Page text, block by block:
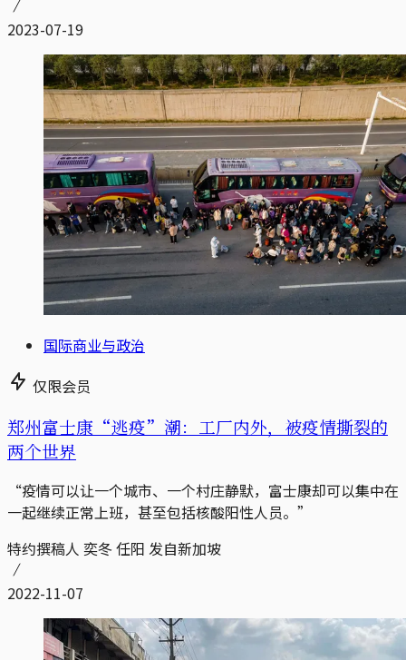
2023-07-19
国际商业与政治
仅限会员
郑州富士康“逃疫”潮：工厂内外，被疫情撕裂的
两个世界
“疫情可以让一个城市、一个村庄静默，富士康却可以集中在
一起继续正常上班，甚至包括核酸阳性人员。”
特约撰稿人 奕冬 任阳 发自新加坡
2022-11-07